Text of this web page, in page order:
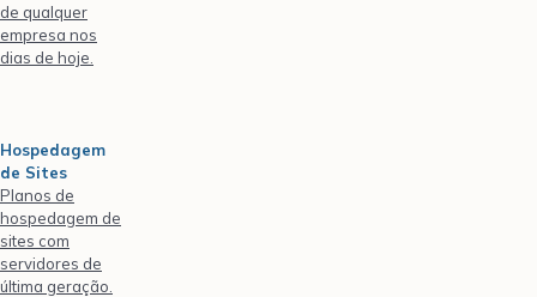
de qualquer
empresa nos
dias de hoje.
Hospedagem
de Sites
Planos de
hospedagem de
sites com
servidores de
última geração.